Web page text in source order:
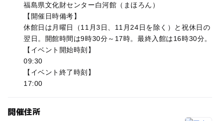
福島県文化財センター白河館（まほろん）
【開催日時備考】
休館日は月曜日（11月3日、11月24日を除く）と祝休日の
翌日。開館時間は9時30分～17時。最終入館は16時30分。
【イベント開始時刻】
09:30
【イベント終了時刻】
17:00
開催住所